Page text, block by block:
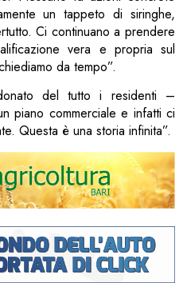
un tappeto di siringhe,
Ci continuano a prendere
vera e propria sul
da tempo”.
del tutto i residenti –
commerciale e infatti ci
Questa è una storia infinita”.